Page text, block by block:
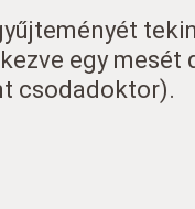
egy
csodadoktor).